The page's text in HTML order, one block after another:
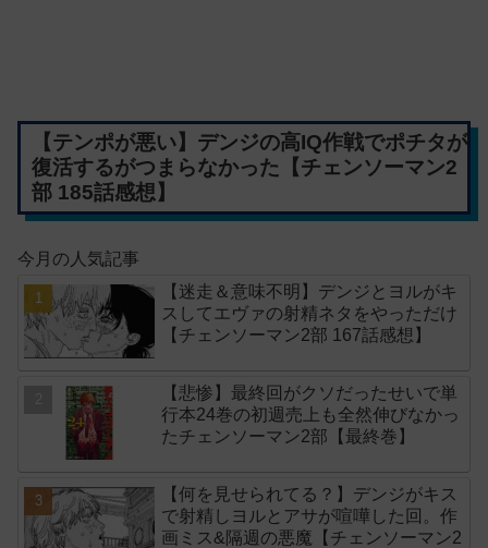
【テンポが悪い】デンジの高IQ作戦でポチタが
復活するがつまらなかった【チェンソーマン2
部 185話感想】
今月の人気記事
【迷走＆意味不明】デンジとヨルがキ
スしてエヴァの射精ネタをやっただけ
【チェンソーマン2部 167話感想】
【悲惨】最終回がクソだったせいで単
行本24巻の初週売上も全然伸びなかっ
たチェンソーマン2部【最終巻】
【何を見せられてる？】デンジがキス
で射精しヨルとアサが喧嘩した回。作
画ミス&隔週の悪魔【チェンソーマン2